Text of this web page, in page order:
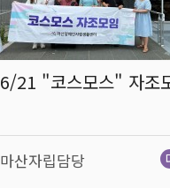
6/21 "코스모스" 자조
마산자립담당